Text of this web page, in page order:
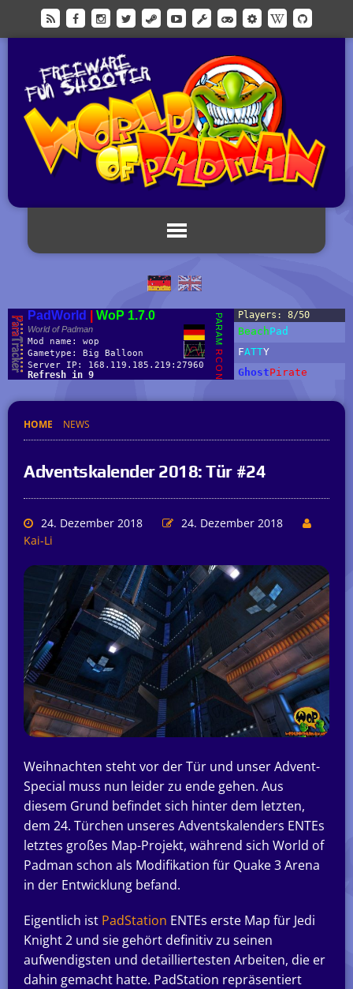
HOME NEWS
Adventskalender 2018: Tür #24
24. Dezember 2018
24. Dezember 2018
Kai-Li
Weihnachten steht vor der Tür und unser Advent-
Special muss nun leider zu ende gehen. Aus
diesem Grund befindet sich hinter dem letzten,
dem 24. Türchen unseres Adventskalenders ENTEs
letztes großes Map-Projekt, während sich World of
Padman schon als Modifikation für Quake 3 Arena
in der Entwicklung befand.
Eigentlich ist PadStation ENTEs erste Map für Jedi
Knight 2 und sie gehört definitiv zu seinen
aufwendigsten und detailliertesten Arbeiten, die er
dahin gemacht hatte. PadStation repräsentiert